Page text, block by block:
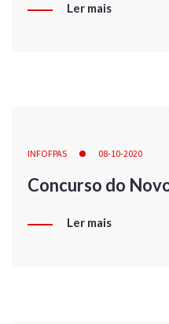
Ler mais
INFOFPAS 08-10-2020
Concurso do
Ler mais